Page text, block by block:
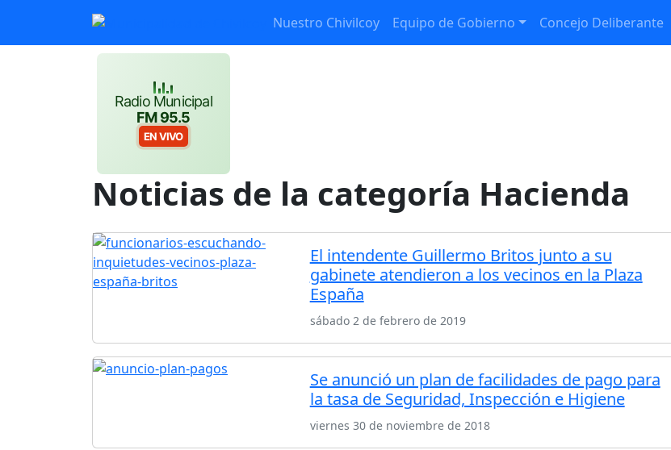
Nuestro Chivilcoy Equipo de Gobierno Concejo Deliberante
Radio Municipal
FM 95.5
EN VIVO
Noticias de la categoría Hacienda
El intendente Guillermo Britos junto a su
gabinete atendieron a los vecinos en la Plaza
España
sábado 2 de febrero de 2019
Se anunció un plan de facilidades de pago para
la tasa de Seguridad, Inspección e Higiene
viernes 30 de noviembre de 2018